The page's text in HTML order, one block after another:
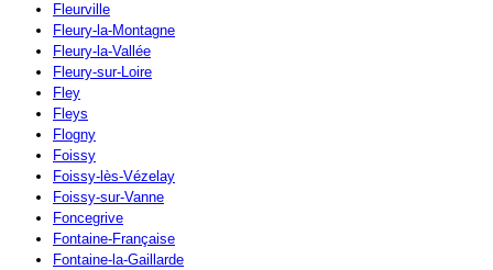
Fleurville
Fleury-la-Montagne
Fleury-la-Vallée
Fleury-sur-Loire
Fley
Fleys
Flogny
Foissy
Foissy-lès-Vézelay
Foissy-sur-Vanne
Foncegrive
Fontaine-Française
Fontaine-la-Gaillarde